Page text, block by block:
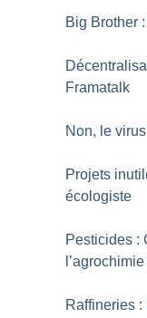
Big Brother
Framatalk
Non, le
Projets
écologiste
Pesticides :
Raffineries